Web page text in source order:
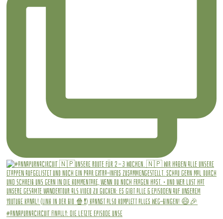
#annapurnacircuit Finally: die letzte Episode unse